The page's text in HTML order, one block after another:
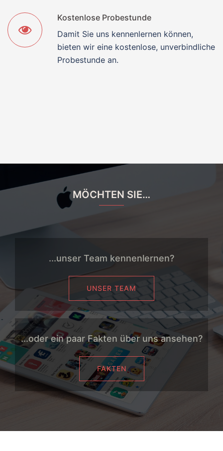
Kostenlose Probestunde
Damit Sie uns kennenlernen können,
bieten wir eine kostenlose, unverbindliche
Probestunde an.
MÖCHTEN SIE…
...unser Team kennenlernen?
UNSER TEAM
...oder ein paar Fakten über uns ansehen?
FAKTEN